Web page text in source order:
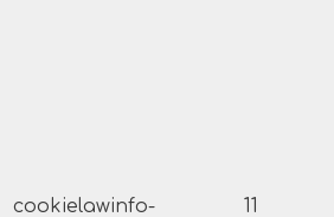
cookielawinfo-
11